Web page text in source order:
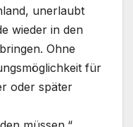
unerlaubt
wieder in den
Ohne
für
oder später